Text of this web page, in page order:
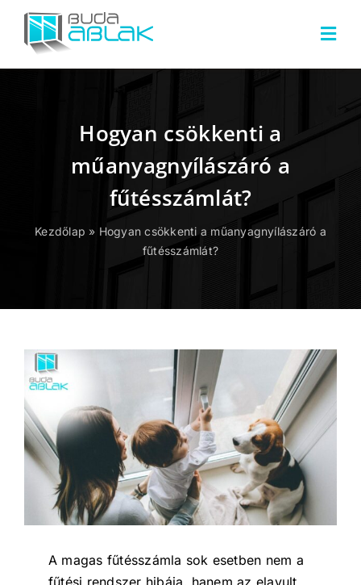
Kihagyás
Cégünkről
Szolgáltatásaink
Blog
Hogyan csökkenti a
műanyagnyílászáró a
fűtésszámlát?
Kezdőlap » Hogyan csökkenti a műanyagnyílászáró a
fűtésszámlát?
A magas fűtésszámla sok esetben nem a